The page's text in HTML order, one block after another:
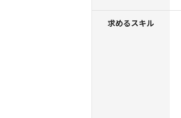
求めるスキル